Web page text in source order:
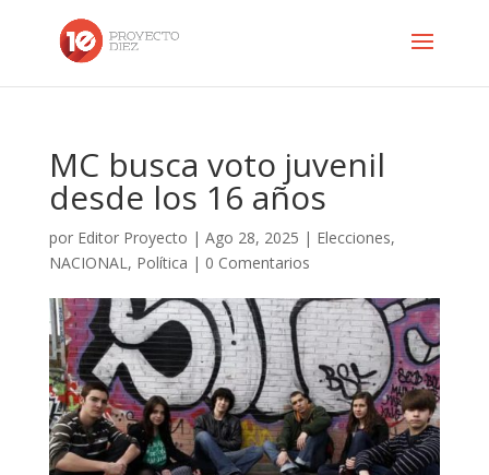
MC busca voto juvenil
desde los 16 años
por Editor Proyecto | Ago 28, 2025 | Elecciones,
NACIONAL, Política | 0 Comentarios